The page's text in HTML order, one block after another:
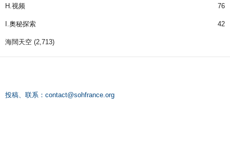
H.视频 76
I.奧秘探索 42
海闊天空 (2,713)
投稿、联系： contact@sohfrance.org